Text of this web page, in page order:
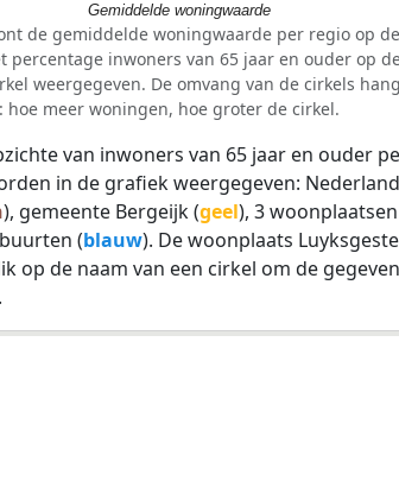
Gemiddelde woningwaarde
de gemiddelde woningwaarde per regio op
percentage inwoners van 65 jaar en ouder op
weergegeven. De omvang van de cirkels
meer woningen, hoe groter de cirkel.
van inwoners van 65 jaar en ouder
in de grafiek weergegeven:
), gemeente Bergeijk (geel), 3
(blauw). De woonplaats
op de naam van een cirkel om de